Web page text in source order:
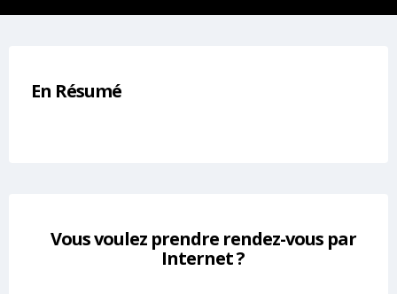
En Résumé
Vous voulez prendre rendez-vous par
Internet ?